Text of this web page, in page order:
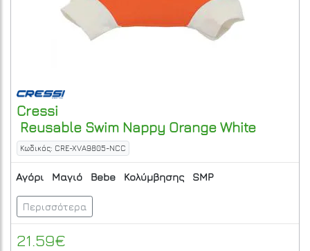
Cressi
Reusable Swim Nappy Orange White
Κωδικός: CRE-XVA9805-NCC
Αγόρι Μαγιό Bebe Κολύμβησης SMP
Περισσότερα
21.59€